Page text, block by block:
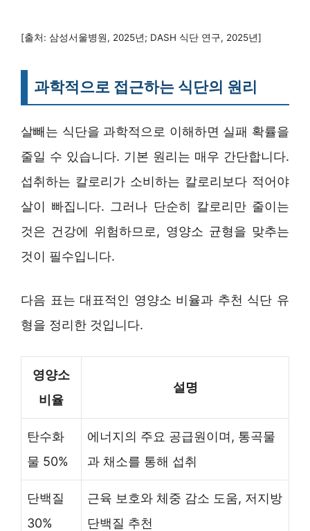
[출처: 삼성서울병원, 2025년; DASH 식단 연구, 2025년]
과학적으로 접근하는 식단의 원리
살빼는 식단을 과학적으로 이해하면 실패 확률을
줄일 수 있습니다. 기본 원리는 매우 간단합니다.
섭취하는 칼로리가 소비하는 칼로리보다 적어야
살이 빠집니다. 그러나 단순히 칼로리만 줄이는
것은 건강에 위험하므로, 영양소 균형을 맞추는
것이 필수입니다.
다음 표는 대표적인 영양소 비율과 추천 식단 유
형을 정리한 것입니다.
영양소
비율
설명
탄수화
물 50%
에너지의 주요 공급원이며, 통곡물
과 채소를 통해 섭취
단백질
30%
근육 보호와 체중 감소 도움, 저지방
단백질 추천